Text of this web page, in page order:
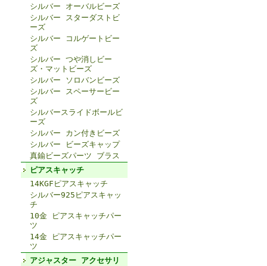
シルバー オーバルビーズ
シルバー スターダストビ
ーズ
シルバー コルゲートビー
ズ
シルバー つや消しビー
ズ・マットビーズ
シルバー ソロバンビーズ
シルバー スペーサービー
ズ
シルバースライドボールビ
ーズ
シルバー カン付きビーズ
シルバー ビーズキャップ
真鍮ビーズパーツ ブラス
ピアスキャッチ
14KGFピアスキャッチ
シルバー925ピアスキャッ
チ
10金 ピアスキャッチパー
ツ
14金 ピアスキャッチパー
ツ
アジャスター アクセサリ